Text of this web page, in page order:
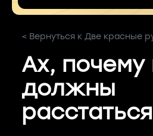
< Вернуться к Две красные
Ах,
должны